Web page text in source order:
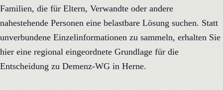
Familien, die für Eltern, Verwandte oder andere
nahestehende Personen eine belastbare Lösung suchen. Statt
unverbundene Einzelinformationen zu sammeln, erhalten Sie
hier eine regional eingeordnete Grundlage für die
Entscheidung zu Demenz-WG in Herne.